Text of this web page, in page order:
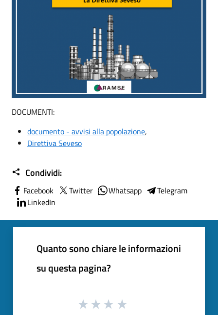
DOCUMENTI:
documento - avvisi alla popolazione,
Direttiva Seveso
Condividi:
Facebook Twitter Whatsapp
Telegram
LinkedIn
Quanto sono chiare le informazioni
su questa pagina?